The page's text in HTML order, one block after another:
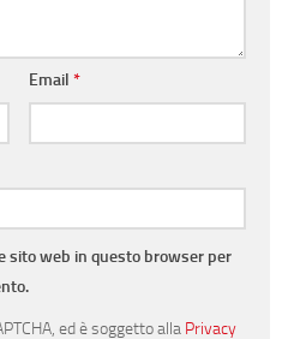
Email *
sito web in questo browser per
ed è soggetto alla Privacy